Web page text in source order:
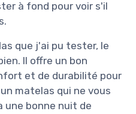
à fond pour voir s'il
que j'ai pu tester, le
Il offre un bon
et de durabilité pour
matelas qui ne vous
une bonne nuit de